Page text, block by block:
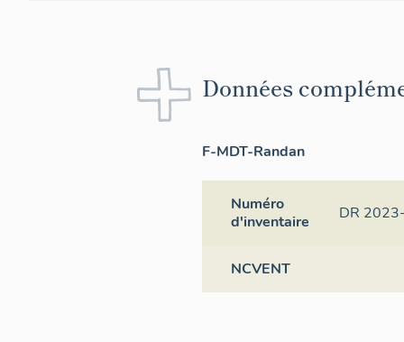
Données
F-MDT-Randan
Numéro
d'inventaire
DR
NCVENT